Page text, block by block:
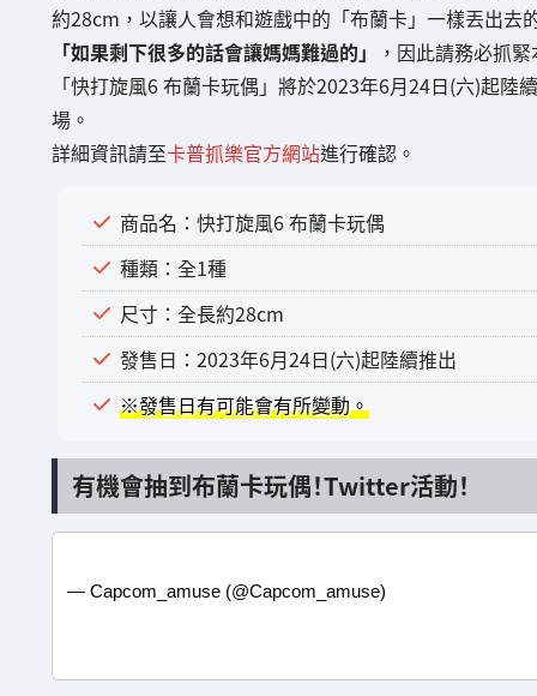
約28cm，以讓人會想和遊戲中的「布蘭卡」一樣丟出去
「如果剩下很多的話會讓媽媽難過的」
，因此請務必抓
「快打旋風6 布蘭卡玩偶」將於2023年6月24日(六)起陸
場。
詳細資訊請至卡普抓樂官方網站進行確認。
商品名：快打旋風6 布蘭卡玩偶
種類：全1種
尺寸：全長約28cm
發售日：2023年6月24日(六)起陸續推出
※發售日有可能會有所變動。
有機會抽到布蘭卡玩偶！Twitter活動！
— Capcom_amuse (@Capcom_amuse)